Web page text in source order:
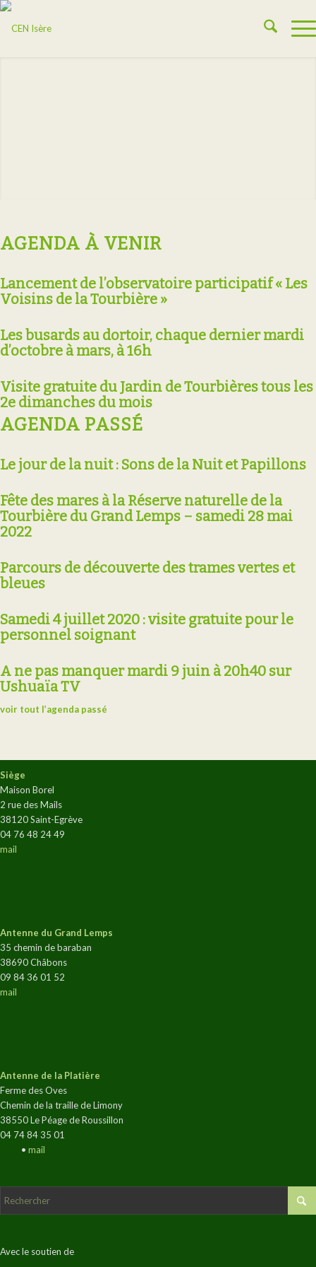
AGENDA À VENIR
Lancement de l’observatoire participatif « Les
Voisins de la Tourbière »
Les busards au dortoir, chaque dernier mardi
d’octobre à mars, à 16h
Visite gratuite du Jardin de Tourbières tous les
2e dimanches du mois
AGENDA PASSÉ
Le jour de la nuit : Sons de la Nuit et Papillons
Fête des mares à la Réserve naturelle de la
Tourbière du Grand Lemps – samedi 28 mai
2022
Parcours de découverte des trames vertes et
bleues
Samedi 4 juillet 2020 : visite gratuite pour le
personnel soignant
A ne pas manquer mardi 9 juin à 20h40 sur
Ushuaïa TV
voir tout l’agenda passé
Siège
Maison Borel
2 rue des Mails
38120 Saint-Egrève
04 76 48 24 49
mail
Antenne du Grand Lemps
35 chemin de baraban
38690 Châbons
09 84 36 01 52
mail
Antenne de la Platière
Ferme des Oves
Chemin de la traille de Limony
38550 Le Péage de Roussillon
04 74 84 35 01
• mail
Avec le soutien de